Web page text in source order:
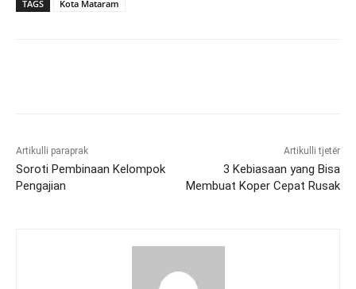
TAGS Kota Mataram
Artikulli paraprak
Soroti Pembinaan Kelompok
Pengajian
Artikulli tjetër
3 Kebiasaan yang Bisa
Membuat Koper Cepat Rusak